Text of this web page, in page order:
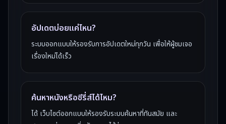
อัปเดตบ่อยแค่ไหน?
ระบบออกแบบให้รองรับการอัปเดตใหม่ทุกวัน เพื่อให้ผู้ชมเจอ
เรื่องใหม่ได้เร็ว
ค้นหาหนังหรือซีรี่ส์ได้ไหม?
ได้ เว็บไซต์ออกแบบให้รองรับระบบค้นหาที่ทันสมัย และ